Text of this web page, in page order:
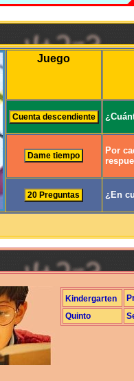
Juego
Por
¿En
Kindergarten
Quinto